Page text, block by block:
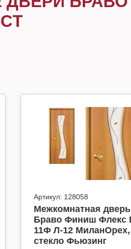
Артикул: 128058
Межкомнатная дверь
Браво Финиш Флекс
11Ф Л-12 МиланОрех,
стекло Фьюзинг